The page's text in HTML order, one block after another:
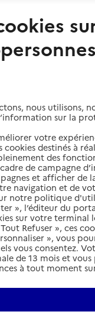
dépendantes
liste des
aux favoris
nous utilisons,
sur la
votre
destinés à
des
de campagne
et afficher de
navigation et de
notre politique
», l’éditeur du
sur votre terminal
Refuser », ces
», vous
vous consentez.
de 13 mois et
à tout moment